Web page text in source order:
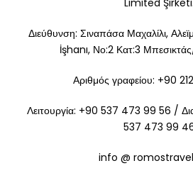
Διεύθυνση: Σιναπάσα Μαχαλίλι,
İşhanı, Νο:2 Κατ:3
Αριθμός γραφείου: +90
Λειτουργία: +90 537 473 99 56 /
537 473 99
info @